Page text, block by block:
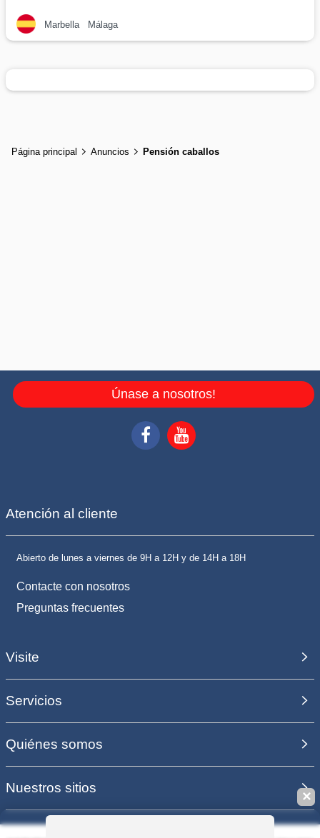
Marbella
Málaga
Página principal Anuncios Pensión caballos
Únase a nosotros!
Atención al cliente
Abierto de lunes a viernes de 9H a 12H y de 14H a 18H
Contacte con nosotros
Preguntas frecuentes
Visite
Servicios
Quiénes somos
Nuestros sitios
✕